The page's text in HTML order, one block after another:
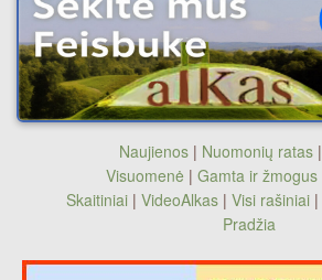
Naujienos| Nuomonių ratas|
Visuomenė | Gamta ir žmogus
Skaitiniai | VideoAlkas | Visi rašiniai |
Pradžia